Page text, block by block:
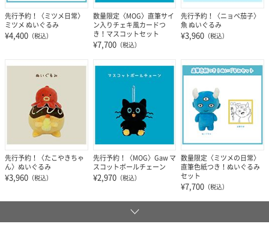
先行予約！〈ミツメ日常〉
ミツメ ぬいぐるみ
¥4,400 （税込）
数量限定〈MOG〉直筆サイ
ン入りチェキ風カードつ
き！マスコットセット
¥7,700（税込）
先行予約！〈ニョペ茄子〉
魚 ぬいぐるみ
¥3,960 （税込）
先行予約！〈たこやきちゃ
ん〉ぬいぐるみ
¥3,960 （税込）
先行予約！〈MOG〉Gaw マ
スコットボールチェーン
¥2,970（税込）
数量限定〈ミツメの日常〉
直筆色紙つき！ぬいぐるみ
セット
¥7,700 （税込）